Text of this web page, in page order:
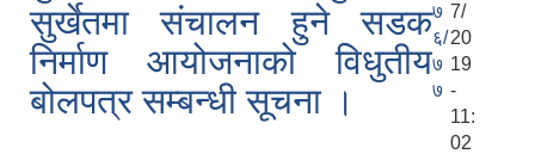
सुर्खेतमा संचालन हुने सडक
निर्माण आयोजनाको विधुतीय
बोलपत्र सम्बन्धी सूचना ।
७
६/
७
७
7/
20
19
-
11:
02